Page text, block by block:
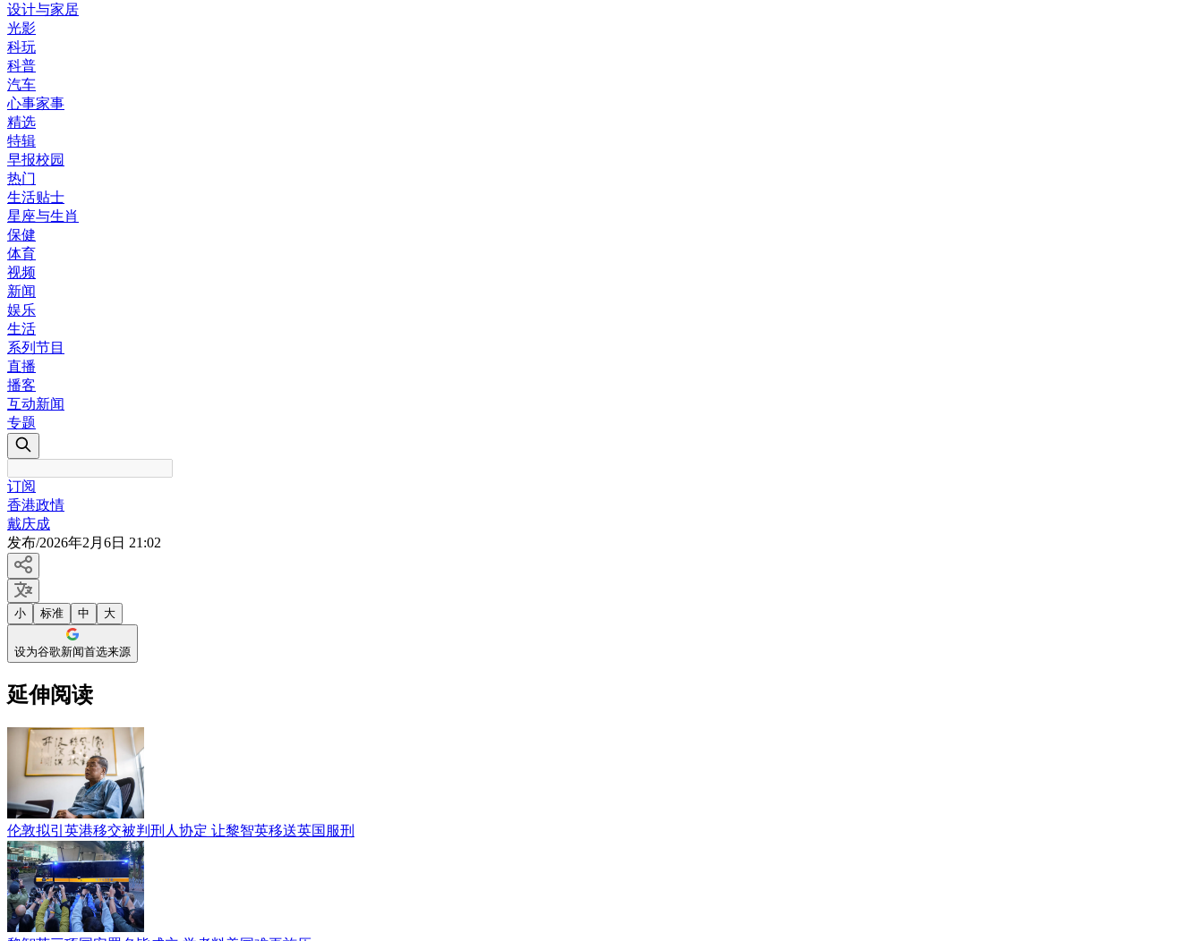
设计与家居
光影
科玩
科普
汽车
心事家事
精选
特辑
早报校园
热门
生活贴士
星座与生肖
保健
体育
视频
新闻
娱乐
生活
系列节目
直播
播客
互动新闻
专题
订阅
香港政情
戴庆成
发布/2026年2月6日 21:02
小 标准 中 大
设为谷歌新闻首选来源
延伸阅读
伦敦拟引英港移交被判刑人协定 让黎智英移送英国服刑